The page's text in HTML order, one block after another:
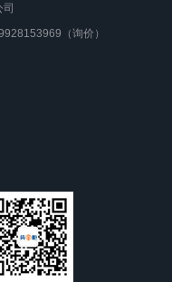
（询价）